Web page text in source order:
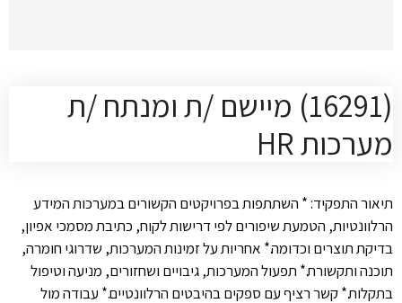
(16291) מיישם /ת ומנתח /ת
מערכות HR
תיאור התפקיד: * השתתפות בפרויקטים הקשורים במערכות המידע
הרלוונטיות, הטמעת שיפורים לפי דרישות לקוח, כתיבת מסמכי אפיון,
בדיקת תוצרים וכדומה.* אחריות על זמינות המערכות, שדרוגי חומרה,
תוכנה ותקשורת.* תפעול המערכות, גיבויים ושחזורים, מניעה וטיפול
בתקלות.* קשר רציף עם ספקים בהיבטים הרלוונטיים.* עבודה מול